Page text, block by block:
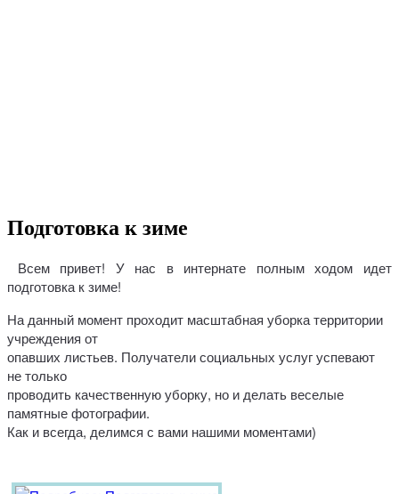
Подготовка к зиме
Всем привет! У нас в интернате полным ходом идет
подготовка к зиме!
На данный момент проходит масштабная уборка территории
учреждения от
опавших листьев. Получатели социальных услуг успевают
не только
проводить качественную уборку, но и делать веселые
памятные фотографии.
Как и всегда, делимся с вами нашими моментами)